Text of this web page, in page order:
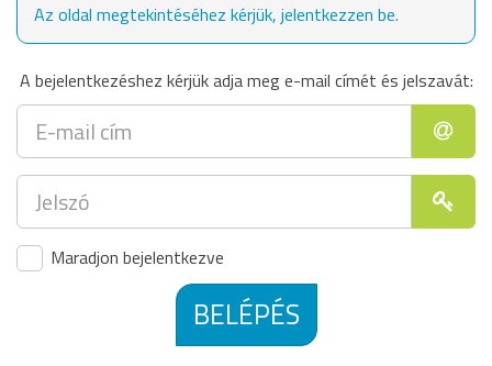
Az oldal megtekintéséhez kérjük, jelentkezzen be.
A bejelentkezéshez kérjük adja meg e-mail címét és jelszavát:
Maradjon bejelentkezve
BELÉPÉS